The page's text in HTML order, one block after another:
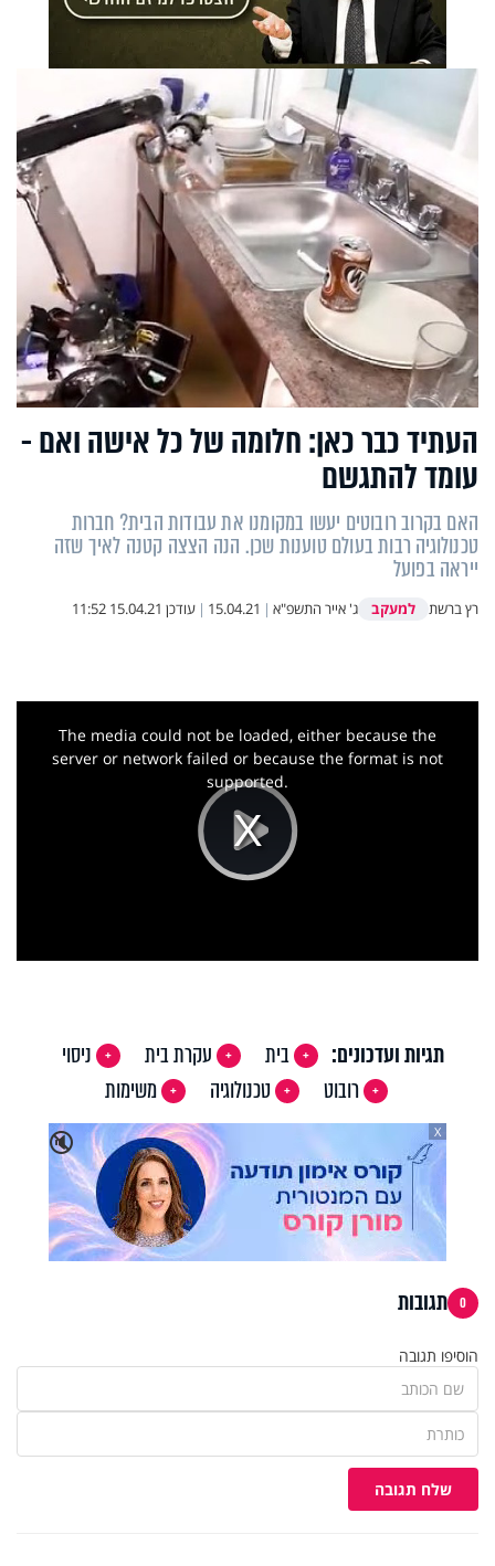
העתיד כבר כאן: חלומה של כל אישה ואם -
עומד להתגשם
האם בקרוב רובוטים יעשו במקומנו את עבודות הבית? חברות
טכנולוגיה רבות בעולם טוענות שכן. הנה הצצה קטנה לאיך שזה
ייראה בפועל
רץ ברשת למעקב ג' אייר התשפ"א |
15.04.21
| עודכן 15.04.21 11:52
Play
This
The media could not be loaded, either because the
server or network failed or because the format is not
supported.
תגיות ועדכונים: בית עקרת בית
ניסוי
רובוט
טכנולוגיה
משימות
🔇
X
0 תגובות
הוסיפו תגובה
שלח תגובה